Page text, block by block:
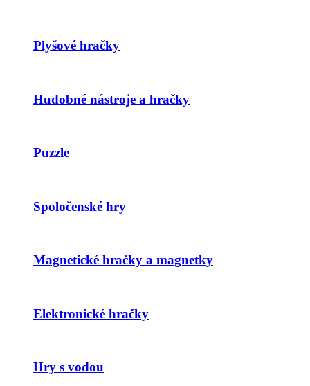
Plyšové hračky
Hudobné nástroje a hračky
Puzzle
Spoločenské hry
Magnetické hračky a magnetky
Elektronické hračky
Hry s vodou